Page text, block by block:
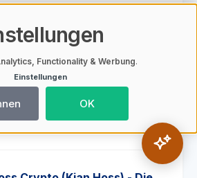
Network - Worum geht es
diesem Projekt?
Deutschland
Functionality & Werbung.
Einstellungen
OK